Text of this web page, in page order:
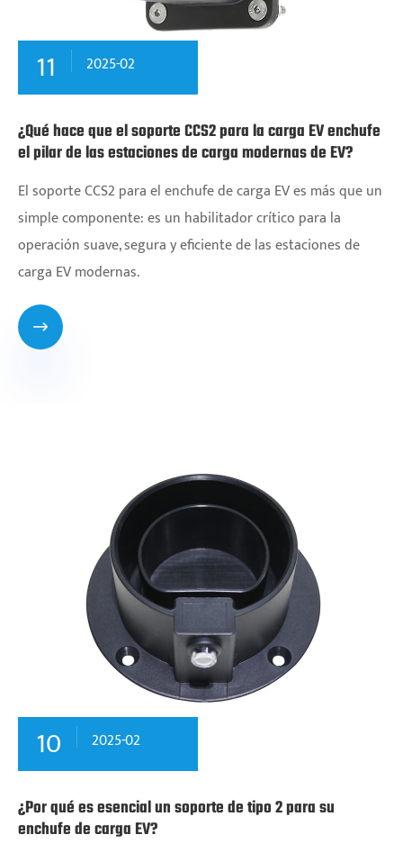
11 2025-02
¿Qué hace que el soporte CCS2 para la carga EV enchufe
el pilar de las estaciones de carga modernas de EV?
El soporte CCS2 para el enchufe de carga EV es más que un
simple componente: es un habilitador crítico para la
operación suave, segura y eficiente de las estaciones de
carga EV modernas.

10 2025-02
¿Por qué es esencial un soporte de tipo 2 para su
enchufe de carga EV?